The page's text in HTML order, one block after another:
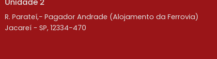
Unidade 2
R. Parateí,- Pagador Andrade (Alojamento da Ferrovia)
Jacareí - SP, 12334-470